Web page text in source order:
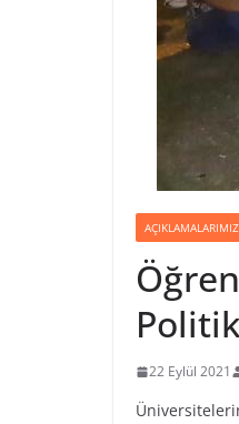
AÇIKLAMALARIMIZ
22 Eylül 2021